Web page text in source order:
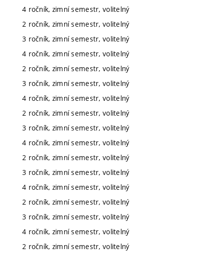
4 ročník, zimní semestr, volitelný
2 ročník, zimní semestr, volitelný
3 ročník, zimní semestr, volitelný
4 ročník, zimní semestr, volitelný
2 ročník, zimní semestr, volitelný
3 ročník, zimní semestr, volitelný
4 ročník, zimní semestr, volitelný
2 ročník, zimní semestr, volitelný
3 ročník, zimní semestr, volitelný
4 ročník, zimní semestr, volitelný
2 ročník, zimní semestr, volitelný
3 ročník, zimní semestr, volitelný
4 ročník, zimní semestr, volitelný
2 ročník, zimní semestr, volitelný
3 ročník, zimní semestr, volitelný
4 ročník, zimní semestr, volitelný
2 ročník, zimní semestr, volitelný